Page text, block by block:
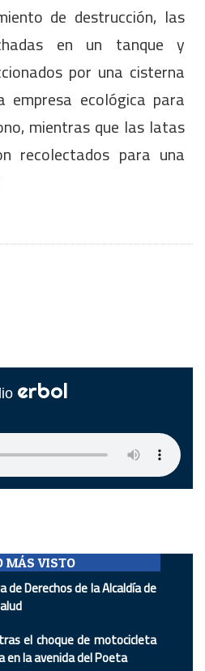
de destrucción, las
en un tanque y
por una cisterna
empresa ecológica para
mientras que las latas
recolectados para una
erbol
MÁS VISTO
de Derechos de la Alcaldía de
el choque de motocicleta
la avenida del Poeta